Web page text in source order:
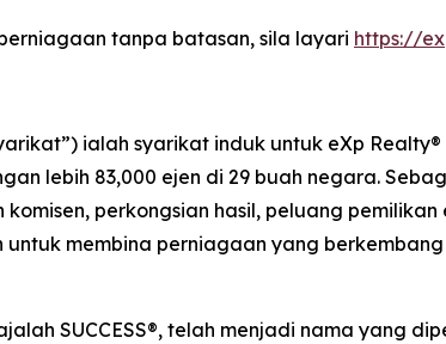
tanpa batasan, sila layari https://
ialah syarikat induk untuk eXp
lebih 83,000 ejen di 29 buah negara.
perkongsian hasil, peluang
membina perniagaan yang
SUCCESS®, telah menjadi nama yang